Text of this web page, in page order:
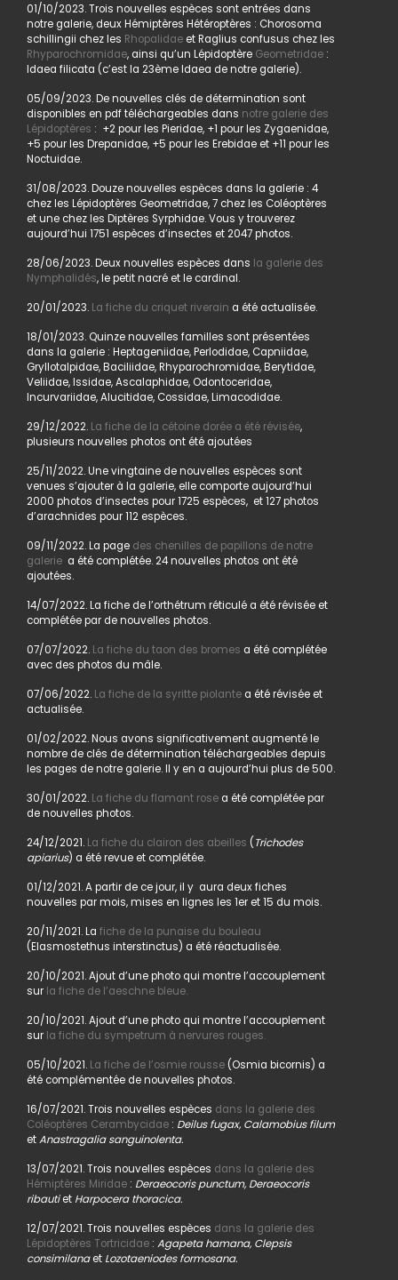
01/10/2023. Trois nouvelles espèces sont entrées dans
notre galerie, deux Hémiptères Hétéroptères : Chorosoma
schillingii chez les Rhopalidaeet Raglius confusus chez les
Rhyparochromidae, ainsi qu’un Lépidoptère Geometridae:
Idaea filicata (c’est la 23ème Idaea de notre galerie).
05/09/2023. De nouvelles clés de détermination sont
disponibles en pdf téléchargeables dans notre galerie des
Lépidoptères : +2 pour les Pieridae, +1 pour les Zygaenidae,
+5 pour les Drepanidae, +5 pour les Erebidae et +11 pour les
Noctuidae.
31/08/2023. Douze nouvelles espèces dans la galerie : 4
chez les Lépidoptères Geometridae, 7 chez les Coléoptères
et une chez les Diptères Syrphidae. Vous y trouverez
aujourd’hui 1751 espèces d’insectes et 2047 photos.
28/06/2023. Deux nouvelles espèces dans la galerie des
Nymphalidés, le petit nacré et le cardinal.
20/01/2023. La fiche du criquet riverain a été actualisée.
18/01/2023. Quinze nouvelles familles sont présentées
dans la galerie : Heptageniidae, Perlodidae, Capniidae,
Gryllotalpidae, Baciliidae, Rhyparochromidae, Berytidae,
Veliidae, Issidae, Ascalaphidae, Odontoceridae,
Incurvariidae, Alucitidae, Cossidae, Limacodidae.
29/12/2022. La fiche de la cétoine dorée a été révisée,
plusieurs nouvelles photos ont été ajoutées
25/11/2022. Une vingtaine de nouvelles espèces sont
venues s’ajouter à la galerie, elle comporte aujourd’hui
2000 photos d’insectes pour 1725 espèces, et 127 photos
d’arachnides pour 112 espèces.
09/11/2022. La page des chenilles de papillons de notre
galerie a été complétée. 24 nouvelles photos ont été
ajoutées.
14/07/2022. La fiche de l’orthétrum réticulé a été révisée et
complétée par de nouvelles photos.
07/07/2022. La fiche du taon des bromes a été complétée
avec des photos du mâle.
07/06/2022. La fiche de la syritte piolantea été révisée et
actualisée.
01/02/2022. Nous avons significativement augmenté le
nombre de clés de détermination téléchargeables depuis
les pages de notre galerie. Il y en a aujourd’hui plus de 500.
30/01/2022. La fiche du flamant rosea été complétée par
de nouvelles photos.
24/12/2021. La fiche du clairon des abeilles ( Trichodes
apiarius) a été revue et complétée.
01/12/2021. A partir de ce jour, il y aura deux fiches
nouvelles par mois, mises en lignes les 1er et 15 du mois.
20/11/2021. La fiche de la punaise du bouleau
(Elasmostethus interstinctus) a été réactualisée.
20/10/2021. Ajout d’une photo qui montre l’accouplement
sur la fiche de l’aeschne bleue.
20/10/2021. Ajout d’une photo qui montre l’accouplement
sur la fiche du sympetrum à nervures rouges.
05/10/2021. La fiche de l’osmie rousse(Osmia bicornis) a
été complémentée de nouvelles photos.
16/07/2021. Trois nouvelles espèces dans la galerie des
Coléoptères Cerambycidae: Deilus fugax, Calamobius filum
etAnastragalia sanguinolenta.
13/07/2021. Trois nouvelles espèces dans la galerie des
Hémiptères Miridae: Deraeocoris punctum, Deraeocoris
ribautiet Harpocera thoracica.
12/07/2021. Trois nouvelles espèces dans la galerie des
Lépidoptères Tortricidae: Agapeta hamana, Clepsis
consimilanaet Lozotaeniodes formosana.